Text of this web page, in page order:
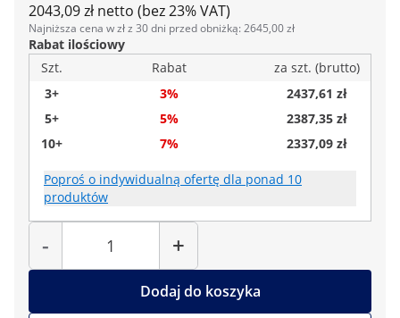
2043,09 zł netto (bez 23% VAT)
Najniższa cena w zł z 30 dni przed obniżką: 2645,00 zł
Rabat ilościowy
Szt.
Rabat
za szt. (brutto)
3+
3%
2437,61 zł
5+
5%
2387,35 zł
10+
7% 2337,09 zł
Poproś o indywidualną ofertę dla ponad 10
produktów
-
Liczba
+
Dodaj do koszyka